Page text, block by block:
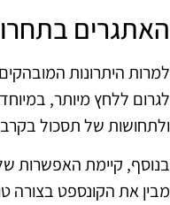
האתגרים
למרות היתרונות
לגרום ללחץ מיותר,
ולתחושות של תסכול
בנוסף, קיימת האפשרות
מבין את הקונספט בצורה